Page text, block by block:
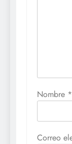
Nombre *
Correo